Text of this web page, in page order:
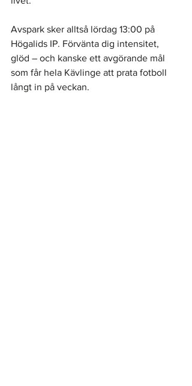
Avspark sker alltså lördag 13:00 på
Högalids IP. Förvänta dig intensitet,
glöd – och kanske ett avgörande mål
som får hela Kävlinge att prata fotboll
långt in på veckan.